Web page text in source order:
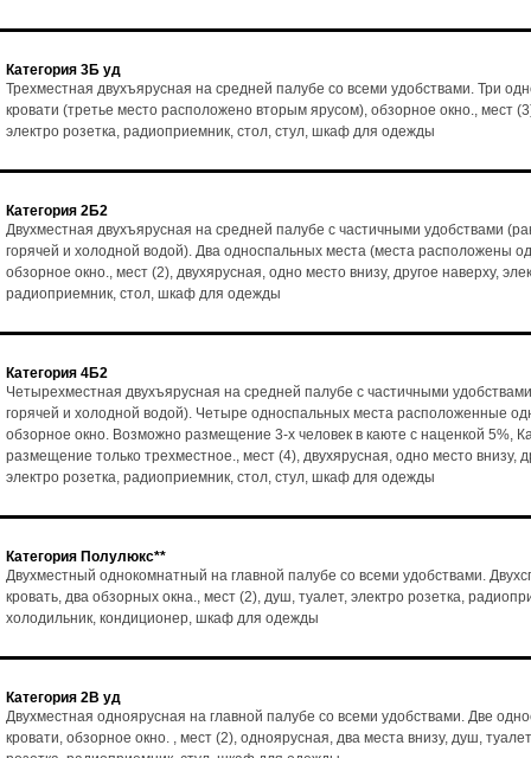
Категория 3Б уд
Трехместная двухъярусная на средней палубе со всеми удобствами. Три
кровати (третье место расположено вторым ярусом), обзорное окно., мест
электро розетка, радиоприемник, стол, стул, шкаф для одежды
Категория 2Б2
Двухместная двухъярусная на средней палубе с частичными удобствами
горячей и холодной водой). Два односпальных места (места расположены
обзорное окно., мест (2), двухярусная, одно место внизу, другое наверху,
радиоприемник, стол, шкаф для одежды
Категория 4Б2
Четырехместная двухъярусная на средней палубе с частичными
горячей и холодной водой). Четыре односпальных места расположенные
обзорное окно. Возможно размещение 3-х человек в каюте с наценкой 5%,
размещение только трехместное., мест (4), двухярусная, одно место внизу,
электро розетка, радиоприемник, стол, стул, шкаф для одежды
Категория Полулюкс**
Двухместный однокомнатный на главной палубе со всеми удобствами.
кровать, два обзорных окна., мест (2), душ, туалет, электро розетка,
холодильник, кондиционер, шкаф для одежды
Категория 2В уд
Двухместная одноярусная на главной палубе со всеми удобствами. Две
кровати, обзорное окно. , мест (2), одноярусная, два места внизу, душ,